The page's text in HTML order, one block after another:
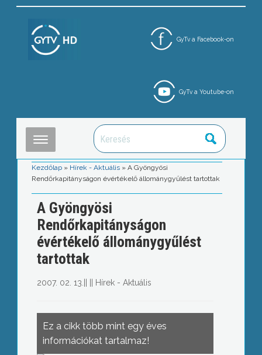
GyTv a Facebook-on
GyTv a Youtube-on
Kezdőlap » Hírek - Aktuális »A Gyöngyösi
Rendőrkapitányságon évértékelő állománygyűlést tartottak
A Gyöngyösi
Rendőrkapitányságon
évértékelő állománygyűlést
tartottak
2007. 02. 13. Hírek - Aktuális
Ez a cikk több mint egy éves
információkat tartalmaz!